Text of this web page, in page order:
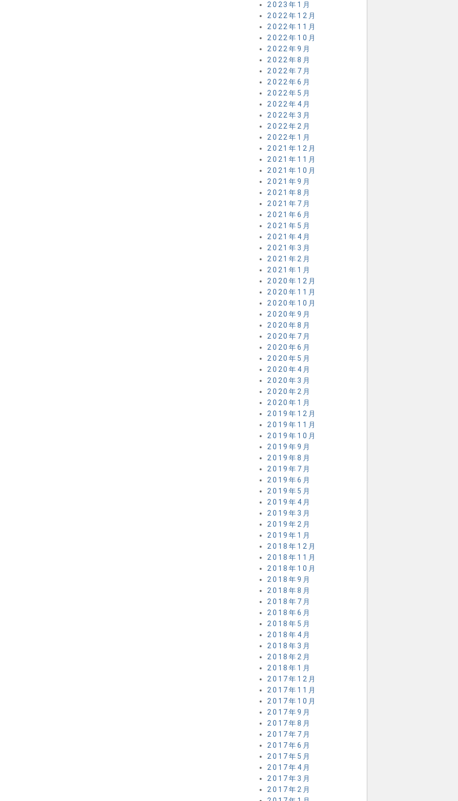
2023年1月
2022年12月
2022年11月
2022年10月
2022年9月
2022年8月
2022年7月
2022年6月
2022年5月
2022年4月
2022年3月
2022年2月
2022年1月
2021年12月
2021年11月
2021年10月
2021年9月
2021年8月
2021年7月
2021年6月
2021年5月
2021年4月
2021年3月
2021年2月
2021年1月
2020年12月
2020年11月
2020年10月
2020年9月
2020年8月
2020年7月
2020年6月
2020年5月
2020年4月
2020年3月
2020年2月
2020年1月
2019年12月
2019年11月
2019年10月
2019年9月
2019年8月
2019年7月
2019年6月
2019年5月
2019年4月
2019年3月
2019年2月
2019年1月
2018年12月
2018年11月
2018年10月
2018年9月
2018年8月
2018年7月
2018年6月
2018年5月
2018年4月
2018年3月
2018年2月
2018年1月
2017年12月
2017年11月
2017年10月
2017年9月
2017年8月
2017年7月
2017年6月
2017年5月
2017年4月
2017年3月
2017年2月